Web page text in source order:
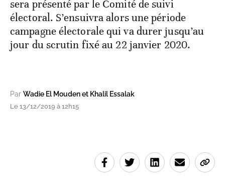
sera présenté par le Comité de suivi
électoral. S’ensuivra alors une période
campagne électorale qui va durer jusqu’au
jour du scrutin fixé au 22 janvier 2020.
Par Wadie El Mouden et Khalil Essalak
Le 13/12/2019 à 12h15